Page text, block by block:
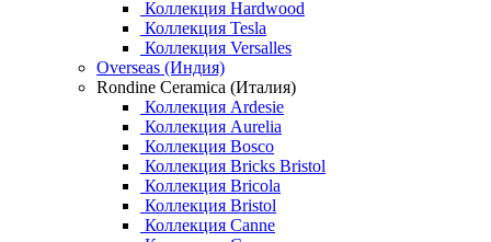
Коллекция Hardwood
Коллекция Tesla
Коллекция Versalles
Overseas (Индия)
Rondine Ceramica (Италия)
Коллекция Ardesie
Коллекция Aurelia
Коллекция Bosco
Коллекция Bricks Bristol
Коллекция Bricola
Коллекция Bristol
Коллекция Canne